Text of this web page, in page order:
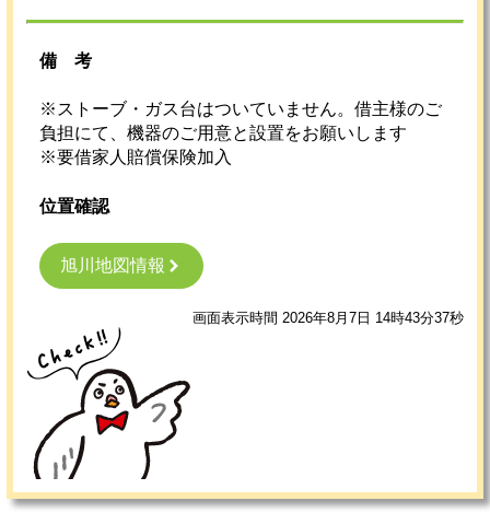
備考
※ストーブ・ガス台はついていません。借主様のご
負担にて、機器のご用意と設置をお願いします
※要借家人賠償保険加入
位置確認
旭川地図情報
画面表示時間 2026年8月7日 14時43分37秒